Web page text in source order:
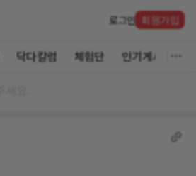
로그인 회원가입
닥다칼럼 체험단 인기게시글